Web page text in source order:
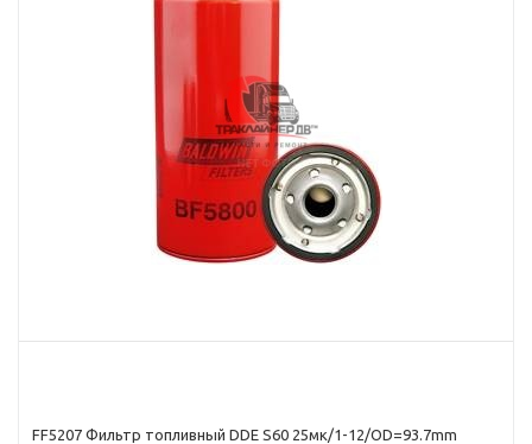
FF5207 Фильтр топливный DDE S60 25мк/1-12/OD=93.7mm